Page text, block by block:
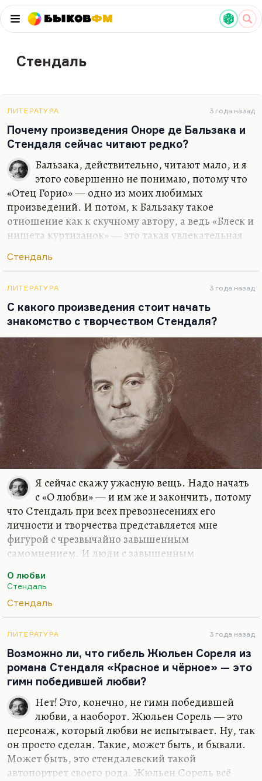
БыковФМ
Стендаль
ЛИТЕРАТУРА 3 года назад
Почему произведения Оноре де Бальзака и
Стендаля сейчас читают редко?
Бальзака, действительно, читают мало, и я
этого совершенно не понимаю, потому что
«Отец Горио» — одно из моих любимых
произведений. И потом, к Бальзаку такое
отношение как к скучному автору, а ведь «Блеск и
нищета куртизанок» — это такая увлекательная
кожа», этот безумный синтез жанров. Нет,
Стендаля — он, мне кажется, вообще не очень
хороший писатель, но это мое субъективное
мнение. Я как раз считаю, что «Пармская
обитель» — это еще ничего, но читать «Красное и
черное» я не могу совершенно, просто потому что
мне герой резко антипатичен.
Стендаль
ЛИТЕРАТУРА 3 года назад
С какого произведения стоит начать
знакомство с творчеством Стендаля?
Я сейчас скажу ужасную вещь. Надо начать
с «О любви» — и им же и закончить, потому
что Стендаль при всех превознесениях его
личности и творчества представляется мне
фигурой с чрезвычайно завышенным
самомнением. И люди с завышенным
матери прилетит, потому что «Пармская обитель»
— одна из настольных книг её молодости. Это
благодаря отчасти культовому фильму с Жераром
сколько раз она меня сажала насильственно за
«Пармскую обитель» — и никогда я не мог это
дочитать!
Стендаль — человек очень холодного, очень
острого ума, поэтому Жюльен Сорель и
получился таким. Но я никогда не понимал этого
человека,—…
О любви
Стендаль
Стендаль
ЛИТЕРАТУРА 3 года назад
Возможно ли, что гибель Жюльен Сореля из
романа Стендаля «Красное и чёрное» — это
гимн победившей любви?
Нет! Это, конечно, не гимн победившей
любви, а наоборот. Жюльен Сорель — это
персонаж, который любви не испытывает. Ну, так
он просто сделан. Такие, может быть, и бывали.
Может быть, это стендалевский такой
автопортрет своего рода. Жюльен Сорель всё